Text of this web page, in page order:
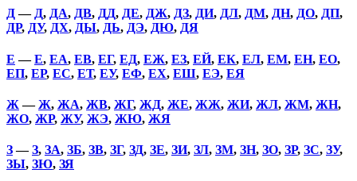
Д— Д, ДА, ДВ, ДД, ДЕ, ДЖ, ДЗ, ДИ, ДЛ, ДМ, ДН, ДО, ДП,
ДР, ДУ, ДХ, ДЫ, ДЬ, ДЭ, ДЮ, ДЯ
Е —Е, ЕА, ЕВ, ЕГ, ЕД, ЕЖ, ЕЗ, ЕЙ, ЕК, ЕЛ, ЕМ, ЕН, ЕО,
ЕП, ЕР, ЕС, ЕТ, ЕУ, ЕФ, ЕХ, ЕШ, ЕЭ, ЕЯ
Ж —Ж, ЖА, ЖВ, ЖГ, ЖД, ЖЕ, ЖЖ, ЖИ, ЖЛ, ЖМ, ЖН,
ЖО, ЖР, ЖУ, ЖЭ, ЖЮ, ЖЯ
З—З, ЗА, ЗБ, ЗВ, ЗГ, ЗД, ЗЕ, ЗИ, ЗЛ, ЗМ, ЗН, ЗО, ЗР, ЗС, ЗУ,
ЗЫ, ЗЮ, ЗЯ